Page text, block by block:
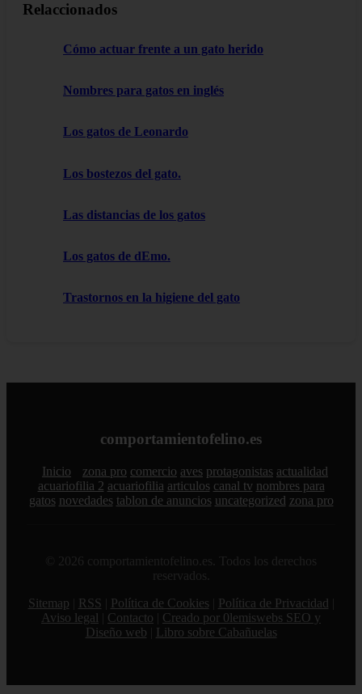
Relaccionados
Cómo actuar frente a un gato herido
Nombres para gatos en inglés
Los gatos de Leonardo
Los bostezos del gato.
Las distancias de los gatos
Los gatos de dEmo.
Trastornos en la higiene del gato
comportamientofelino.es
Inicio zona pro comercio aves protagonistas actualidad
acuariofilia 2 acuariofilia articulos canal tv nombres para
gatos novedades tablon de anuncios uncategorized zona pro
© 2026 comportamientofelino.es. Todos los derechos
reservados.
Sitemap
RSS Política de Cookies Política de Privacidad
Aviso legal
Contacto
Creado por 0lemiswebs SEO y
Diseño web
Libro sobre Cabañuelas